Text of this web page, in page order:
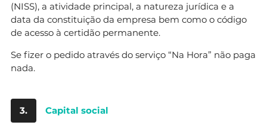
(NISS), a atividade principal, a natureza jurídica e a
data da constituição da empresa bem como o código
de acesso à certidão permanente.
Se fizer o pedido através do serviço “Na Hora” não paga
nada.
3. Capital social